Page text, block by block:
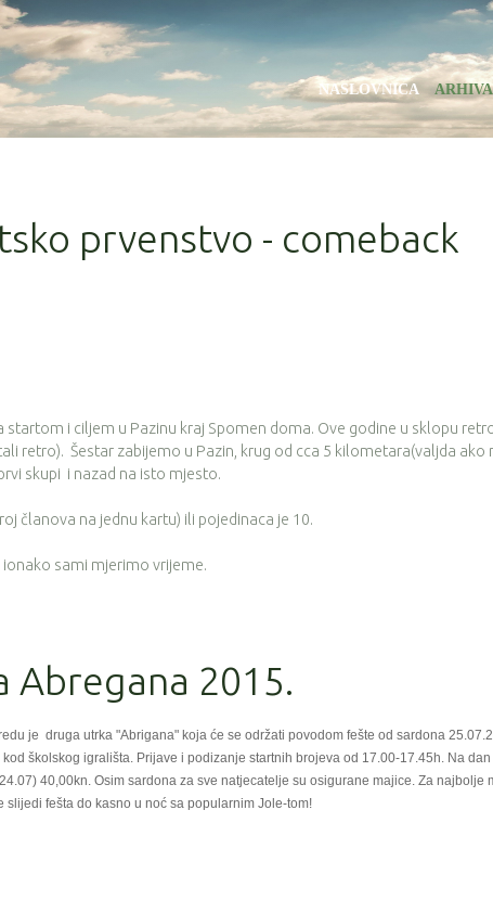
NASLOVNICA ARHIVA
prvenstvo - comeback
startom i ciljem u Pazinu kraj Spomen doma. Ove godine u sklopu
retro). Šestar zabijemo u Pazin, krug od cca 5 kilometara(valjda ako
skupi i nazad na isto mjesto.
članova na jednu kartu) ili pojedinaca je 10.
sami mjerimo vrijeme.
Abregana 2015.
je druga utrka "Abrigana" koja će se održati povodom fešte od sardona
školskog igrališta. Prijave i podizanje startnih brojeva od 17.00-17.45h. Na
40,00kn. Osim sardona za sve natjecatelje su osigurane majice. Za najbolje
slijedi fešta do kasno u noć sa popularnim Jole-tom!